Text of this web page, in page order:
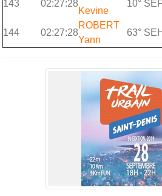
143 02:27:28
Kevine
10° SEF
144 02:27:28
ROBERT
Yann
63° SEH